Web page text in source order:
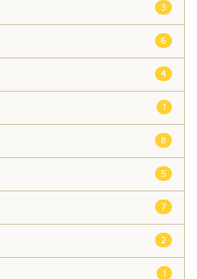
3
6
4
1
8
5
7
2
1